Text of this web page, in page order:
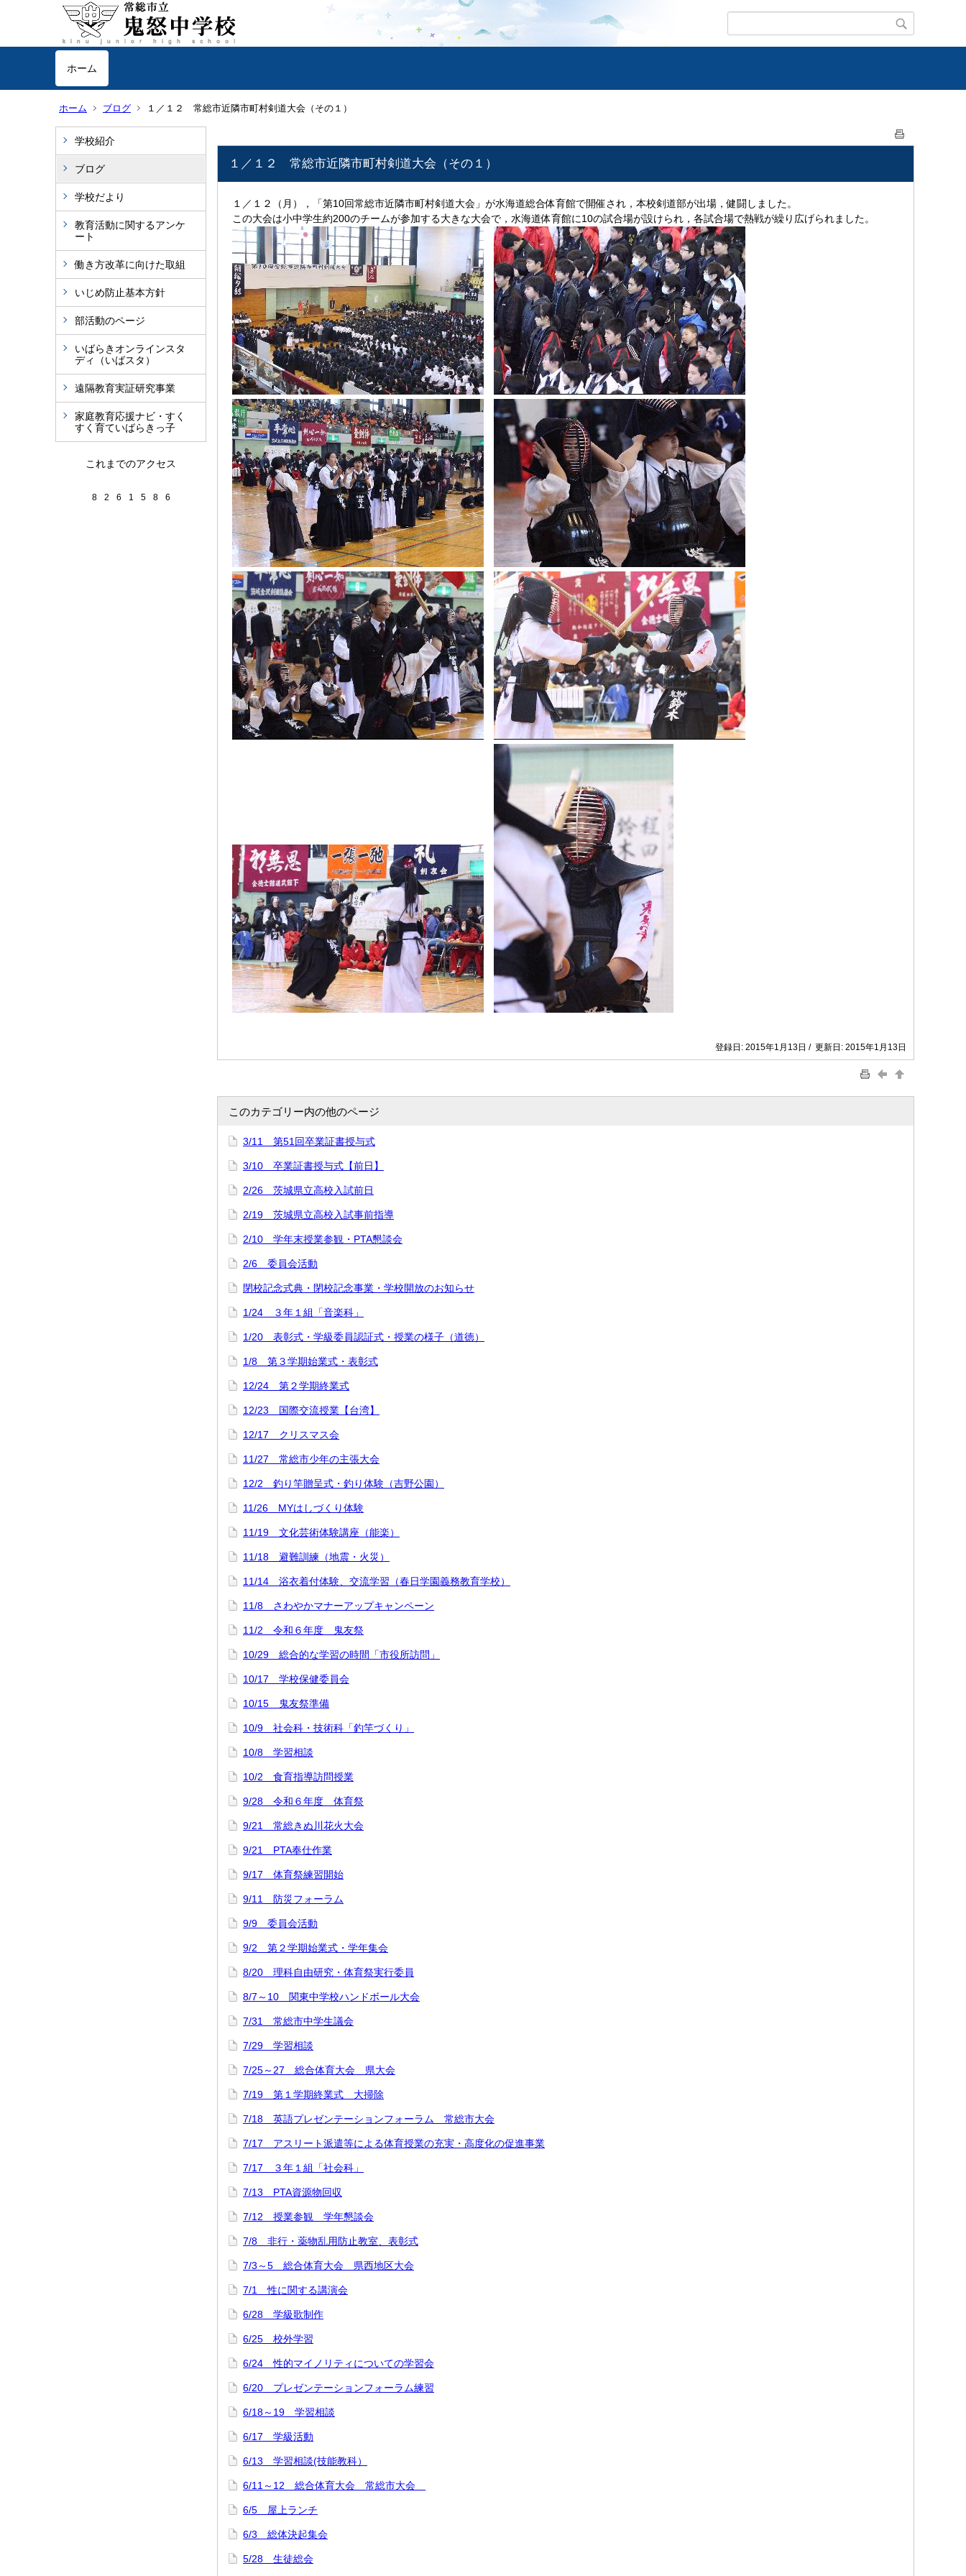
ホーム
ホーム ブログ １／１２ 常総市近隣市町村剣道大会（その１）
学校紹介
ブログ
学校だより
教育活動に関するアンケ
ート
働き方改革に向けた取組
いじめ防止基本方針
部活動のページ
いばらきオンラインスタ
ディ（いばスタ）
遠隔教育実証研究事業
家庭教育応援ナビ・すく
すく育ていばらきっ子
これまでのアクセス
8 2 6 1 5 8 6
１／１２ 常総市近隣市町村剣道大会（その１）
１／１２（月），「第10回常総市近隣市町村剣道大会」が水海道総合体育館で開催され，本校剣道部が出場，健闘しました。
この大会は小中学生約200のチームが参加する大きな大会で，水海道体育館に10の試合場が設けられ，各試合場で熱戦が繰り広げられました。
登録日: 2015年1月13日 / 更新日: 2015年1月13日
このカテゴリー内の他のページ
3/11 第51回卒業証書授与式
3/10 卒業証書授与式【前日】
2/26 茨城県立高校入試前日
2/19 茨城県立高校入試事前指導
2/10 学年末授業参観・PTA懇談会
2/6 委員会活動
閉校記念式典・閉校記念事業・学校開放のお知らせ
1/24 ３年１組「音楽科」
1/20 表彰式・学級委員認証式・授業の様子（道徳）
1/8 第３学期始業式・表彰式
12/24 第２学期終業式
12/23 国際交流授業【台湾】
12/17 クリスマス会
11/27 常総市少年の主張大会
12/2 釣り竿贈呈式・釣り体験（吉野公園）
11/26 MYはしづくり体験
11/19 文化芸術体験講座（能楽）
11/18 避難訓練（地震・火災）
11/14 浴衣着付体験、交流学習（春日学園義務教育学校）
11/8 さわやかマナーアップキャンペーン
11/2 令和６年度 鬼友祭
10/29 総合的な学習の時間「市役所訪問」
10/17 学校保健委員会
10/15 鬼友祭準備
10/9 社会科・技術科「釣竿づくり」
10/8 学習相談
10/2 食育指導訪問授業
9/28 令和６年度 体育祭
9/21 常総きぬ川花火大会
9/21 PTA奉仕作業
9/17 体育祭練習開始
9/11 防災フォーラム
9/9 委員会活動
9/2 第２学期始業式・学年集会
8/20 理科自由研究・体育祭実行委員
8/7～10 関東中学校ハンドボール大会
7/31 常総市中学生議会
7/29 学習相談
7/25～27 総合体育大会 県大会
7/19 第１学期終業式 大掃除
7/18 英語プレゼンテーションフォーラム 常総市大会
7/17 アスリート派遣等による体育授業の充実・高度化の促進事業
7/17 ３年１組「社会科」
7/13 PTA資源物回収
7/12 授業参観 学年懇談会
7/8 非行・薬物乱用防止教室、表彰式
7/3～5 総合体育大会 県西地区大会
7/1 性に関する講演会
6/28 学級歌制作
6/25 校外学習
6/24 性的マイノリティについての学習会
6/20 プレゼンテーションフォーラム練習
6/18～19 学習相談
6/17 学級活動
6/13 学習相談(技能教科）
6/11～12 総合体育大会 常総市大会
6/5 屋上ランチ
6/3 総体決起集会
5/28 生徒総会